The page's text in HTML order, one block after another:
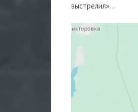
выстрелил»…